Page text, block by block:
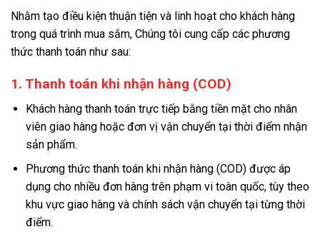
Nhằm tạo điều kiện thuận tiện và linh hoạt cho khách hàng
trong quá trình mua sắm, Chúng tôi cung cấp các phương
thức thanh toán như sau:
1. Thanh toán khi nhận hàng (COD)
Khách hàng thanh toán trực tiếp bằng tiền mặt cho nhân
viên giao hàng hoặc đơn vị vận chuyển tại thời điểm nhận
sản phẩm.
Phương thức thanh toán khi nhận hàng (COD) được áp
dụng cho nhiều đơn hàng trên phạm vi toàn quốc, tùy theo
khu vực giao hàng và chính sách vận chuyển tại từng thời
điểm.